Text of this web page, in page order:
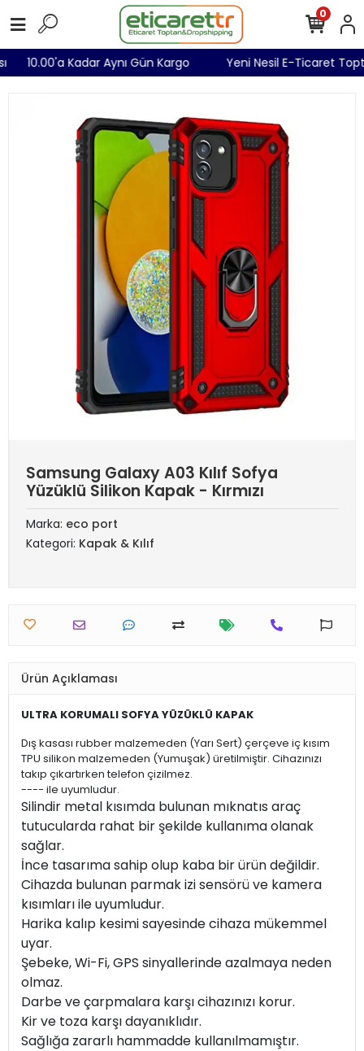
10.00'a Kadar Aynı Gün Kargo Yeni Nesil E-Ticaret
0
Samsung Galaxy A03 Kılıf Sofya
Yüzüklü Silikon Kapak - Kırmızı
Marka: eco port
Kategori: Kapak & Kılıf
Ürün Açıklaması
ULTRA KORUMALI SOFYA YÜZÜKLÜ KAPAK
Dış kasası rubber malzemeden (Yarı Sert) çerçeve iç kısım
TPU silikon malzemeden (Yumuşak) üretilmiştir. Cihazınızı
takıp çıkartırken telefon çizilmez.
---- ile uyumludur.
Silindir metal kısımda bulunan mıknatıs araç
tutucularda rahat bir şekilde kullanıma olanak
sağlar.
İnce tasarıma sahip olup kaba bir ürün değildir.
Cihazda bulunan parmak izi sensörü ve kamera
kısımları ile uyumludur.
Harika kalıp kesimi sayesinde cihaza mükemmel
uyar.
Şebeke, Wi-Fi, GPS sinyallerinde azalmaya neden
olmaz.
Darbe ve çarpmalara karşı cihazınızı korur.
Kir ve toza karşı dayanıklıdır.
Sağlığa zararlı hammadde kullanılmamıştır.